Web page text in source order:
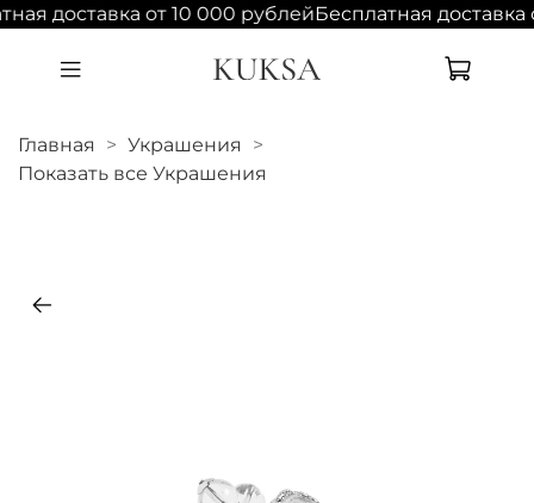
доставка от 10 000 рублейБесплатная доставка
Главная
Украшения
Показать все Украшения